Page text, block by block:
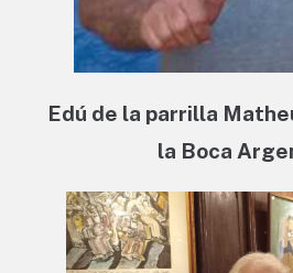
Edú de la parrilla
la Boca